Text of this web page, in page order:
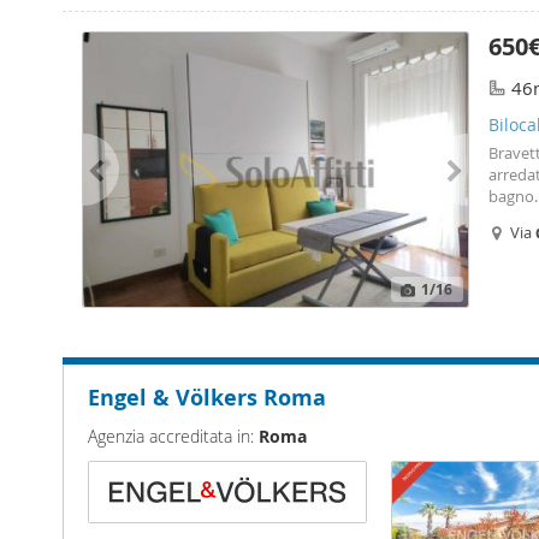
1/16
Via
Engel & Völkers Roma
Agenzia accreditata in: Roma